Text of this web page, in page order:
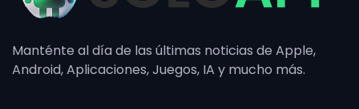
Manténte al día de las últimas noticias de Apple,
Android, Aplicaciones, Juegos, IA y mucho más.